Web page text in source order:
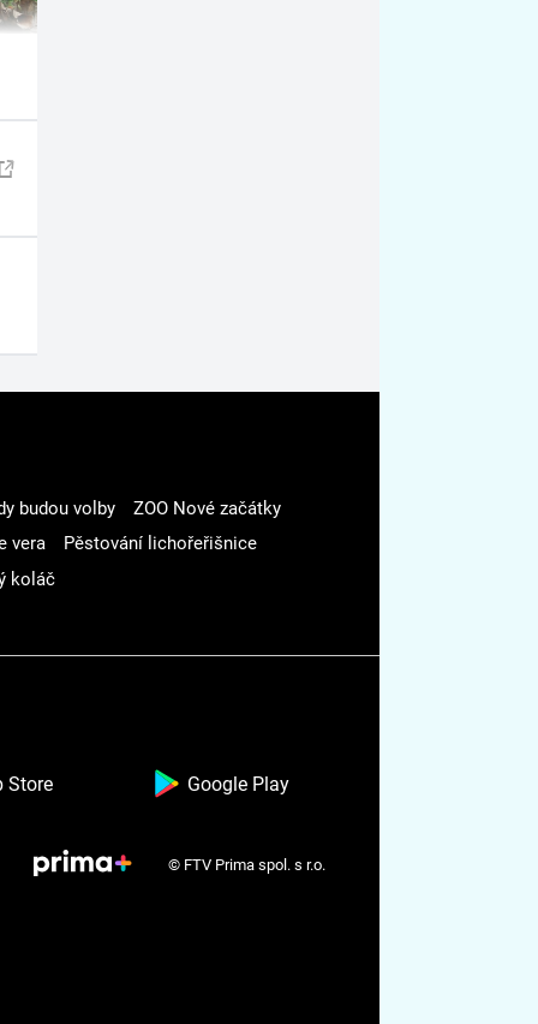
budou volby
ZOO Nové začátky
vera
Pěstování lichořeřišnice
koláč
Store Google Play
© FTV Prima spol. s r.o.